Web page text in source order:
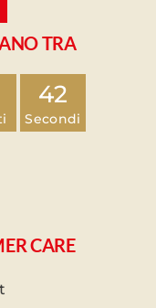
TRA
42
Secondi
CARE